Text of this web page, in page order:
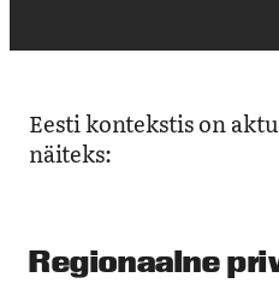
Eesti kontekstis on
näiteks:
Regionaalne